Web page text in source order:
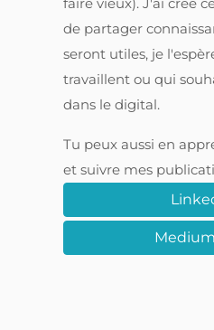
de partager
seront utiles, je
travaillent ou qui
dans le digital.
Tu peux aussi en
et suivre mes